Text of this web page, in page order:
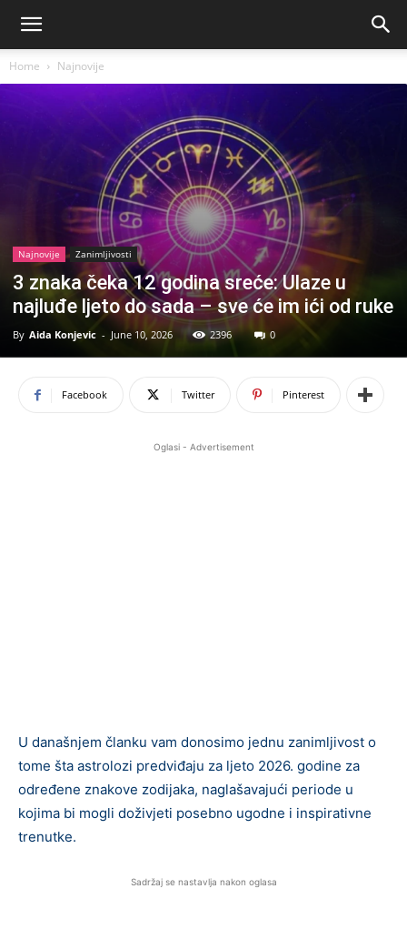
Home Najnovije
Najnovije Zanimljivosti
3 znaka čeka 12 godina sreće: Ulaze u
najluđe ljeto do sada – sve će im ići od ruke
By Aida Konjevic - June 10, 2026 2396 0
Facebook Twitter Pinterest
Oglasi - Advertisement
U današnjem članku vam donosimo jednu zanimljivost o
tome šta astrolozi predviđaju za ljeto 2026. godine za
određene znakove zodijaka, naglašavajući periode u
kojima bi mogli doživjeti posebno ugodne i inspirativne
trenutke.
Sadržaj se nastavlja nakon oglasa